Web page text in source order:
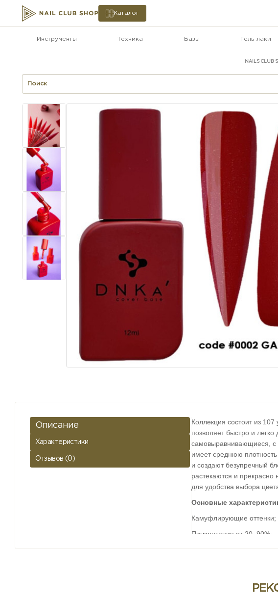
Каталог
Инструменты Техника Базы Гель-лаки
Описание
Характеристики
Отзывов (0)
Коллекция состоит из
позволяет быстро и
самовыравнивающиеся, с
имеет среднюю
и создают безупречный
растекаются и прекрасно
для удобства выбора
Основные
Камуфлирующие оттенки;
Пигментация от 20–90%;